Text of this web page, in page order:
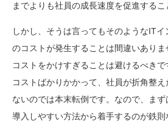
までよりも社員の成長速度を促進するこ
しかし、そうは言ってもそのようなIT
のコストが発生することは間違いあり
コストをかけすぎることは避けるべき
コストばかりかかって、社員が折角整
ないのでは本末転倒です。なので、ま
導入しやすい方法から着手するのが鉄